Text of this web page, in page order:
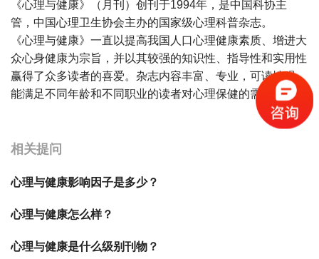
《心理与健康》（月刊）创刊于1994年，是中国科协主
管，中国心理卫生协会主办的国家级心理科普杂志。
《心理与健康》一直以提高我国人口心理健康素质、增进大
众心身健康为宗旨，并以其较强的知识性、指导性和实用性
赢得了众多读者的喜爱。杂志内容丰富、专业，可读性强，
能满足不同年龄和不同职业的读者对心理保健的需求。
相关提问
心理与健康影响因子是多少？
心理与健康怎么样？
心理与健康是什么级别刊物？